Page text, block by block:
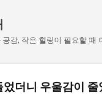
감, 작은 힐링이 필요할 때
더니 우울감이